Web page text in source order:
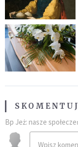
Bp Jeż: nasze